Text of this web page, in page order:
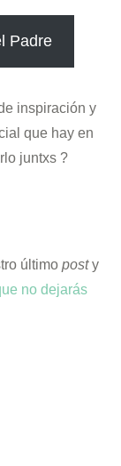
Padre
inspiración y
que hay en
juntxs ?
último posty
no dejarás